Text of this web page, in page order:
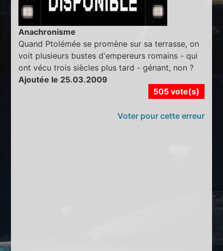
Anachronisme
Quand Ptolémée se promène sur sa terrasse, on
voit plusieurs bustes d'empereurs romains - qui
ont vécu trois siècles plus tard - génant, non ?
Ajoutée le 25.03.2009
505 vote(s)
Voter pour cette erreur